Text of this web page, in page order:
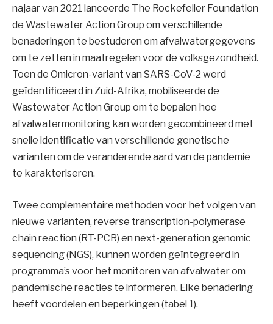
najaar van 2021 lanceerde The Rockefeller Foundation
de Wastewater Action Group om verschillende
benaderingen te bestuderen om afvalwatergegevens
om te zetten in maatregelen voor de volksgezondheid.
Toen de Omicron-variant van SARS-CoV-2 werd
geïdentificeerd in Zuid-Afrika, mobiliseerde de
Wastewater Action Group om te bepalen hoe
afvalwatermonitoring kan worden gecombineerd met
snelle identificatie van verschillende genetische
varianten om de veranderende aard van de pandemie
te karakteriseren.
Twee complementaire methoden voor het volgen van
nieuwe varianten, reverse transcription-polymerase
chain reaction (RT-PCR) en next-generation genomic
sequencing (NGS), kunnen worden geïntegreerd in
programma’s voor het monitoren van afvalwater om
pandemische reacties te informeren. Elke benadering
heeft voordelen en beperkingen (tabel 1).